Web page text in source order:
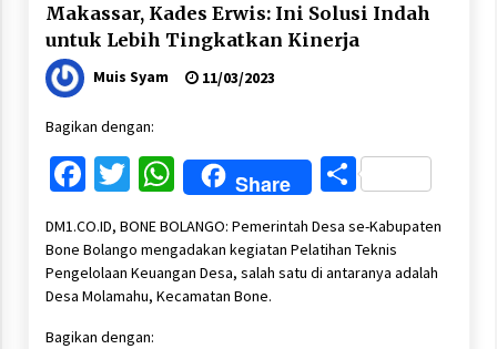
Makassar, Kades Erwis: Ini Solusi Indah
untuk Lebih Tingkatkan Kinerja
Muis Syam 11/03/2023
Bagikan dengan:
Facebook
Twitter
WhatsApp
Share Share
DM1.CO.ID, BONE BOLANGO: Pemerintah Desa se-Kabupaten
Bone Bolango mengadakan kegiatan Pelatihan Teknis
Pengelolaan Keuangan Desa, salah satu di antaranya adalah
Desa Molamahu, Kecamatan Bone.
Bagikan dengan: